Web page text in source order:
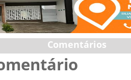
Comentários